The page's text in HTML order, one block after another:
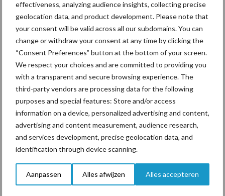
effectiveness, analyzing audience insights, collecting precise
geolocation data, and product development. Please note that
your consent will be valid across all our subdomains. You can
change or withdraw your consent at any time by clicking the
“Consent Preferences” button at the bottom of your screen.
We respect your choices and are committed to providing you
with a transparent and secure browsing experience. The
third-party vendors are processing data for the following
purposes and special features: Store and/or access
information on a device, personalized advertising and content,
advertising and content measurement, audience research,
and services development, precise geolocation data, and
identification through device scanning.
Aanpassen Alles afwijzen Alles accepteren
markt
Themapagina's
Diergezondheid Bemesting Fokkerij
Bedrijfsnieuws
Ligbox &
Voerhekken